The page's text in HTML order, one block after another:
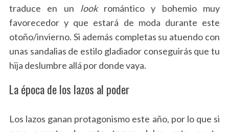
traduce en un lookromántico y bohemio muy
favorecedor y que estará de moda durante este
otoño/invierno. Si además completas su atuendo con
unas sandalias de estilo gladiador conseguirás que tu
hija deslumbre allá por donde vaya.
La época de los lazos al poder
Los lazos ganan protagonismo este año, por lo que si